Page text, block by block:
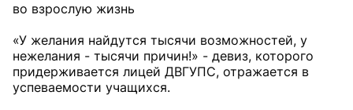
во взрослую жизнь
«У желания найдутся тысячи возможностей, у
нежелания - тысячи причин!» - девиз, которого
придерживается лицей ДВГУПС, отражается в
успеваемости учащихся.